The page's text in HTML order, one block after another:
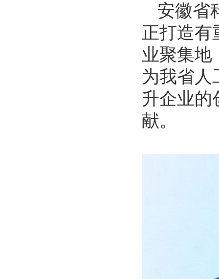
安徽省
正打造有
业聚集地
为我省人
升企业的
献。